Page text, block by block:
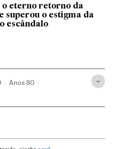
o eterno retorno da
superou o estigma da
escândalo
Anos 80